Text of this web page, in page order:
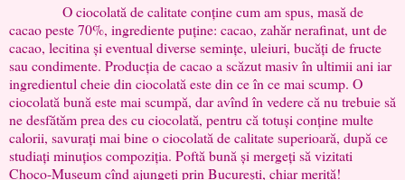
O ciocolată de calitate conține cum am spus, masă de
cacao peste 70%, ingrediente puține: cacao, zahăr nerafinat, unt de
cacao, lecitina și eventual diverse semințe, uleiuri, bucăți de fructe
sau condimente. Producția de cacao a scăzut masiv în ultimii ani iar
ingredientul cheie din ciocolată este din ce în ce mai scump. O
ciocolată bună este mai scumpă, dar avînd în vedere că nu trebuie să
ne desfătăm prea des cu ciocolată, pentru că totuși conține multe
calorii, savurați mai bine o ciocolată de calitate superioară, după ce
studiați minuțios compoziția. Poftă bună și mergeți să vizitati
Choco-Museum cînd ajungeți prin București, chiar merită!